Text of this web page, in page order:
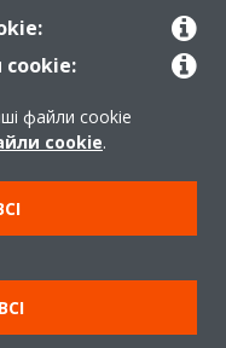
конфіденційності даних
Data Act
cookie:
файли cookie
cookie.